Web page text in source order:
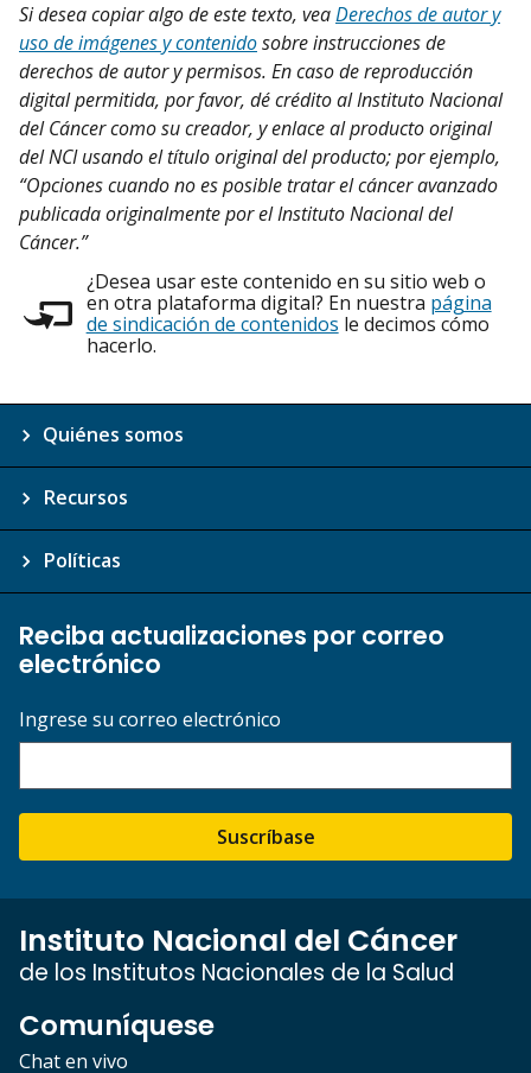
Si desea copiar algo de este texto, veaDerechos de autor y
uso de imágenes y contenidosobre instrucciones de
derechos de autor y permisos. En caso de reproducción
digital permitida, por favor, dé crédito al Instituto Nacional
del Cáncer como su creador, y enlace al producto original
del NCI usando el título original del producto; por ejemplo,
“Opciones cuando no es posible tratar el cáncer avanzado
publicada originalmente por el Instituto Nacional del
Cáncer.”
¿Desea usar este contenido en su sitio web o
en otra plataforma digital? En nuestra página
de sindicación de contenidos le decimos cómo
hacerlo.
Quiénes somos
Recursos
Políticas
Reciba actualizaciones por correo
electrónico
Ingrese su correo electrónico
Suscríbase
Instituto Nacional del Cáncer
de los Institutos Nacionales de la Salud
Comuníquese
Chat en vivo